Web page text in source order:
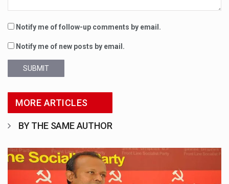
Notify me of follow-up comments by email.
Notify me of new posts by email.
SUBMIT
MORE ARTICLES
BY THE SAME AUTHOR